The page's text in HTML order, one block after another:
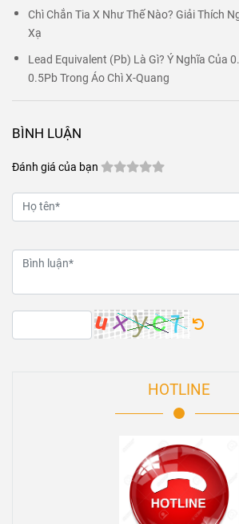
Chì Chắn Tia X Như Thế Nào? Giải Thích
Xạ
Lead Equivalent (Pb) Là Gì? Ý Nghĩa Của
0.5Pb Trong Áo Chì X-Quang
BÌNH LUẬN
Đánh giá của bạn
HOTLINE